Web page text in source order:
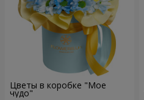
Цветы в коробке "Мое
чудо"